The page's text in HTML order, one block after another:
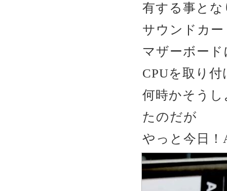
有する事とな
サウンドカ
マザーボー
CPUを取り
何時かそう
たのだが
やっと今日！